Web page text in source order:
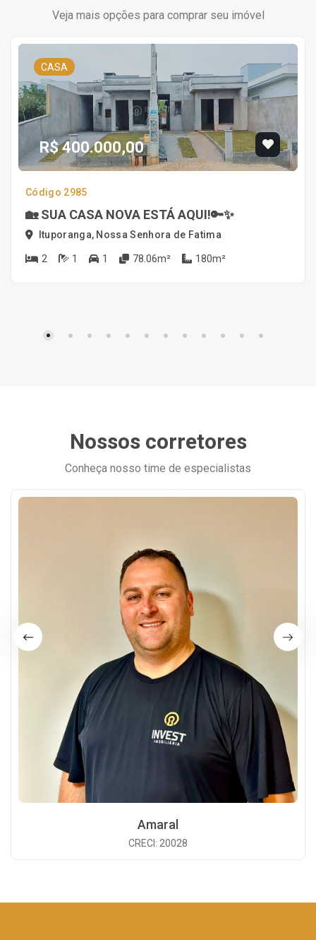
Veja mais opções para comprar seu imóvel
CASA
R$ 400.000,00
Código 2985
🏡 SUA CASA NOVA ESTÁ AQUI!🔑✨
Ituporanga, Nossa Senhora de Fatima
2 1 1 78.06m² 180m²
Nossos corretores
Conheça nosso time de especialistas
Amaral
CRECI: 20028